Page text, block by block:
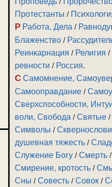
Протестанты /
Р Работа, Дела /
Блаженство /
Реинкарнация / Религия /
ревности / Россия.
С Самомнение,
Самооправдание /
Сверхспособности,
воли, Свобода /Святые
Символы /
душевная тяжесть /
Служение Богу /Смерть
Смирение, кротость /
Сны /Совесть /Совок /